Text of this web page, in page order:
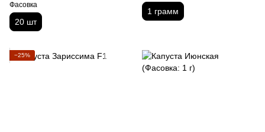
Фасовка
20 шт
1 грамм
−25%